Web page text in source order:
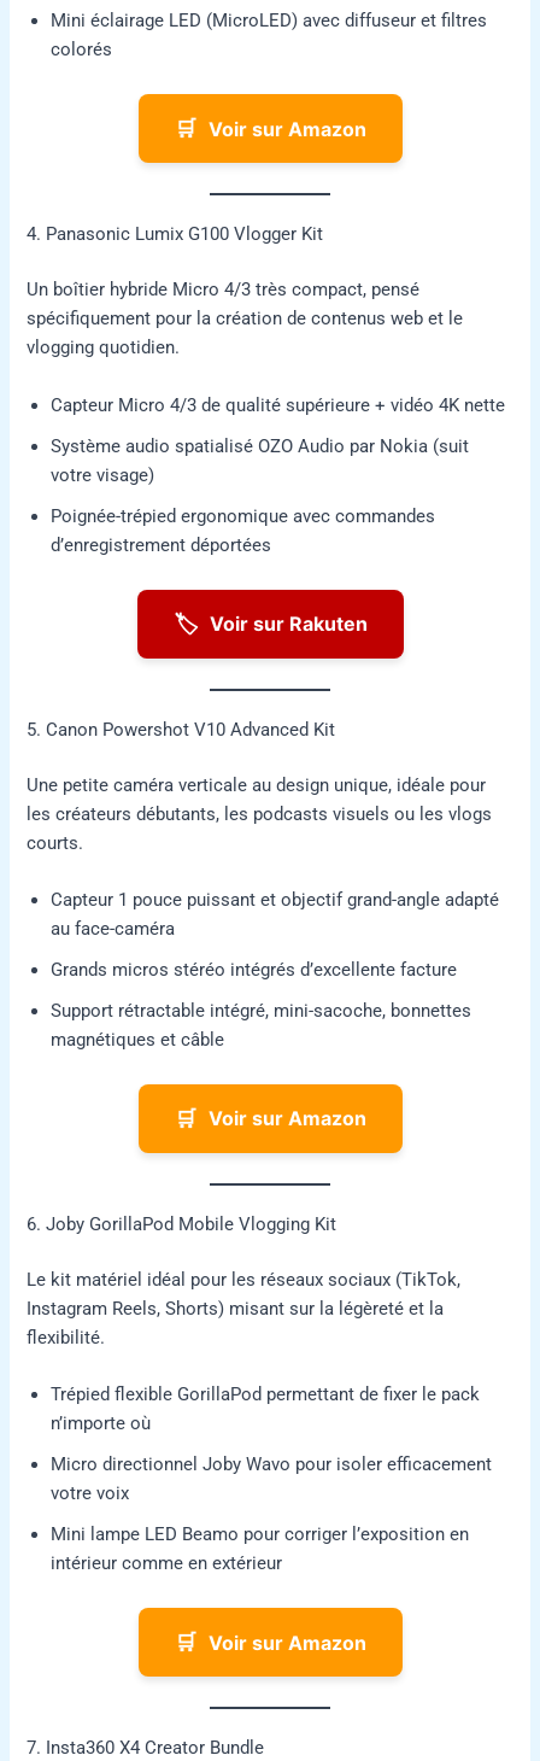
Mini éclairage LED (MicroLED) avec diffuseur et filtres
colorés
🛒 Voir sur Amazon
4. Panasonic Lumix G100 Vlogger Kit
Un boîtier hybride Micro 4/3 très compact, pensé
spécifiquement pour la création de contenus web et le
vlogging quotidien.
Capteur Micro 4/3 de qualité supérieure + vidéo 4K nette
Système audio spatialisé OZO Audio par Nokia (suit
votre visage)
Poignée-trépied ergonomique avec commandes
d’enregistrement déportées
🏷️ Voir sur Rakuten
5. Canon Powershot V10 Advanced Kit
Une petite caméra verticale au design unique, idéale pour
les créateurs débutants, les podcasts visuels ou les vlogs
courts.
Capteur 1 pouce puissant et objectif grand-angle adapté
au face-caméra
Grands micros stéréo intégrés d’excellente facture
Support rétractable intégré, mini-sacoche, bonnettes
magnétiques et câble
🛒 Voir sur Amazon
6. Joby GorillaPod Mobile Vlogging Kit
Le kit matériel idéal pour les réseaux sociaux (TikTok,
Instagram Reels, Shorts) misant sur la légèreté et la
flexibilité.
Trépied flexible GorillaPod permettant de fixer le pack
n’importe où
Micro directionnel Joby Wavo pour isoler efficacement
votre voix
Mini lampe LED Beamo pour corriger l’exposition en
intérieur comme en extérieur
🛒 Voir sur Amazon
7. Insta360 X4 Creator Bundle